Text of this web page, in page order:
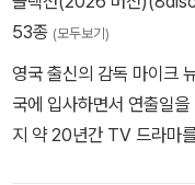
느와 해리는 친구들을 모
해리에게 어둠의 마법에
둠의 마법에 맞서는 방법
존재를 드러내는 볼트모트
과 어둠의 마법과의 피할
'해리포터' 시리즈 1편에
-통스와 함께하는 제작
통스역의 '나탈리아 테나'
53종 (모두보기)
영국 출신의 감독 마이크
국에 입사하면서 연출일
지 약 20년간 TV 드라마